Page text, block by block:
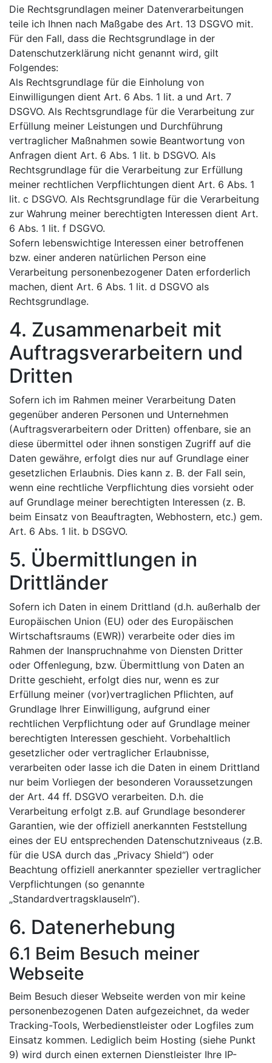
Die Rechtsgrundlagen meiner Datenverarbeitungen
teile ich Ihnen nach Maßgabe des Art. 13 DSGVO mit.
Für den Fall, dass die Rechtsgrundlage in der
Datenschutzerklärung nicht genannt wird, gilt
Folgendes:
Als Rechtsgrundlage für die Einholung von
Einwilligungen dient Art. 6 Abs. 1 lit. a und Art. 7
DSGVO. Als Rechtsgrundlage für die Verarbeitung zur
Erfüllung meiner Leistungen und Durchführung
vertraglicher Maßnahmen sowie Beantwortung von
Anfragen dient Art. 6 Abs. 1 lit. b DSGVO. Als
Rechtsgrundlage für die Verarbeitung zur Erfüllung
meiner rechtlichen Verpflichtungen dient Art. 6 Abs. 1
lit. c DSGVO. Als Rechtsgrundlage für die Verarbeitung
zur Wahrung meiner berechtigten Interessen dient Art.
6 Abs. 1 lit. f DSGVO.
Sofern lebenswichtige Interessen einer betroffenen
bzw. einer anderen natürlichen Person eine
Verarbeitung personenbezogener Daten erforderlich
machen, dient Art. 6 Abs. 1 lit. d DSGVO als
Rechtsgrundlage.
4. Zusammenarbeit mit
Auftragsverarbeitern und
Dritten
Sofern ich im Rahmen meiner Verarbeitung Daten
gegenüber anderen Personen und Unternehmen
(Auftragsverarbeitern oder Dritten) offenbare, sie an
diese übermittel oder ihnen sonstigen Zugriff auf die
Daten gewähre, erfolgt dies nur auf Grundlage einer
gesetzlichen Erlaubnis. Dies kann z. B. der Fall sein,
wenn eine rechtliche Verpflichtung dies vorsieht oder
auf Grundlage meiner berechtigten Interessen (z. B.
beim Einsatz von Beauftragten, Webhostern, etc.) gem.
Art. 6 Abs. 1 lit. b DSGVO.
5. Übermittlungen in
Drittländer
Sofern ich Daten in einem Drittland (d.h. außerhalb der
Europäischen Union (EU) oder des Europäischen
Wirtschaftsraums (EWR)) verarbeite oder dies im
Rahmen der Inanspruchnahme von Diensten Dritter
oder Offenlegung, bzw. Übermittlung von Daten an
Dritte geschieht, erfolgt dies nur, wenn es zur
Erfüllung meiner (vor)vertraglichen Pflichten, auf
Grundlage Ihrer Einwilligung, aufgrund einer
rechtlichen Verpflichtung oder auf Grundlage meiner
berechtigten Interessen geschieht. Vorbehaltlich
gesetzlicher oder vertraglicher Erlaubnisse,
verarbeiten oder lasse ich die Daten in einem Drittland
nur beim Vorliegen der besonderen Voraussetzungen
der Art. 44 ff. DSGVO verarbeiten. D.h. die
Verarbeitung erfolgt z.B. auf Grundlage besonderer
Garantien, wie der offiziell anerkannten Feststellung
eines der EU entsprechenden Datenschutzniveaus (z.B.
für die USA durch das „Privacy Shield“) oder
Beachtung offiziell anerkannter spezieller vertraglicher
Verpflichtungen (so genannte
„Standardvertragsklauseln“).
6. Datenerhebung
6.1 Beim Besuch meiner
Webseite
Beim Besuch dieser Webseite werden von mir keine
personenbezogenen Daten aufgezeichnet, da weder
Tracking-Tools, Werbedienstleister oder Logfiles zum
Einsatz kommen. Lediglich beim Hosting (siehe Punkt
9) wird durch einen externen Dienstleister Ihre IP-